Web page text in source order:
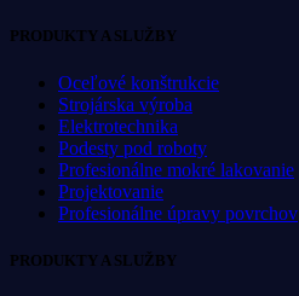
PRODUKTY A SLUŽBY
Oceľové konštrukcie
Strojárska výroba
Elektrotechnika
Podesty pod roboty
Profesionálne mokré lakovanie
Projektovanie
Profesionálne úpravy povrchov
PRODUKTY A SLUŽBY